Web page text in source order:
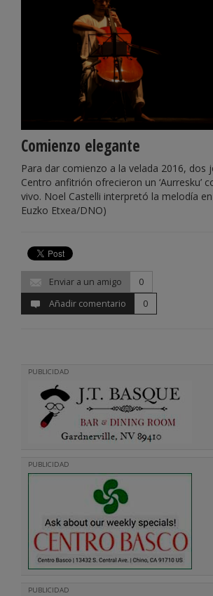
Comienzo elegante
Para dar comienzo a la velada 2016, dos
Centro anfitrión ofrecieron un ‘Aurresku’
vivo. Noel Castelli interpretó la melodía
Euzko Etxea/DNO)
Enviar a un amigo
0
Añadir comentario
0
PUBLICIDAD
PUBLICIDAD
PUBLICIDAD